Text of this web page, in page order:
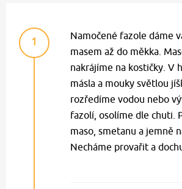
1
Namočené fazole dáme
masem až do měkka.
nakrájíme na kostičky. V
másla a mouky světlou
rozředíme vodou nebo
fazolí, osolíme dle chuti.
maso, smetanu a jemně
Necháme provařit a